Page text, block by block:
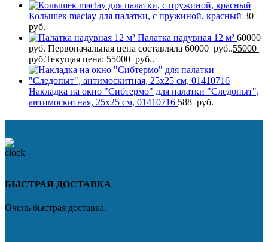
Колышек maclay для палатки, с пружиной, красный 30
руб.
Палатка надувная 12 м² 60000
руб. Первоначальная цена составляла 60000 руб..55000
руб.Текущая цена: 55000 руб..
Накладка на окно "Сибтермо" для палатки "Следопыт",
антимоскитная, 25х25 см, 01410716 588 руб.
БЫСТРАЯ ДОСТАВКА
Очень быстрая доставка.